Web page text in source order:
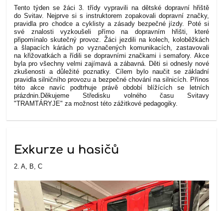
Tento týden se žáci 3. třídy vypravili na dětské dopravní hřiště
do Svitav. Nejprve si s instruktorem zopakovali dopravní značky,
pravidla pro chodce a cyklisty a zásady bezpečné jízdy. Poté si
své znalosti vyzkoušeli přímo na dopravním hřišti, které
připomínalo skutečný provoz. Žáci jezdili na kolech, koloběžkách
a šlapacích kárách po vyznačených komunikacích, zastavovali
na křižovatkách a řídili se dopravními značkami i semafory. Akce
byla pro všechny velmi zajímavá a zábavná. Děti si odnesly nové
zkušenosti a důležité poznatky. Cílem bylo naučit se základní
pravidla silničního provozu a bezpečné chování na silnicích. Přínos
této akce navíc podtrhuje právě období blížících se letních
prázdnin. Děkujeme Středisku volného času Svitavy
"TRAMTÁRYJE" za možnost této zážitkové pedagogiky.
Exkurze u hasičů
2. A, B, C